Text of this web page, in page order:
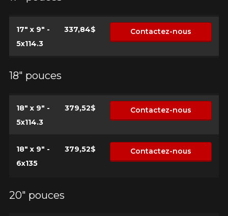
17" x 9" -
5x114.3
337,84$ Contactez-nous
18" pouces
18" x 9" -
5x114.3
379,52$ Contactez-nous
18" x 9" -
6x135
379,52$ Contactez-nous
20" pouces